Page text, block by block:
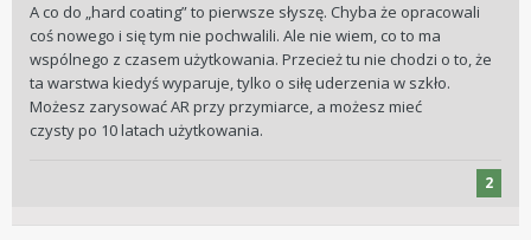
A co do „hard coating” to pierwsze słyszę. Chyba że opracowali
coś nowego i się tym nie pochwalili. Ale nie wiem, co to ma
wspólnego z czasem użytkowania. Przecież tu nie chodzi o to, że
ta warstwa kiedyś wyparuje, tylko o siłę uderzenia w szkło.
Możesz zarysować AR przy przymiarce, a możesz mieć
czysty po 10 latach użytkowania.
2